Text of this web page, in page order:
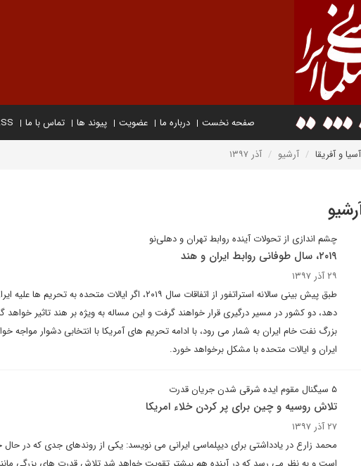
صفحه نخست درباره ما عضویت پیوند ها تماس با ما
آسیا و آفریقا آرشیو آذر ۱۳۹۷
چشم اندازی از تحولات آینده روابط تهران و دهلی‌نو
۲۰۱۹، سال طوفانی روابط ایران و هند
۲۹ آذر ۱۳۹۷
طبق پیش بینی سالانه استراتفور از اتفاقات سال ۲۰۱۹، اگر ایالات
دهد، دو کشور در مسیر درگیری قرار خواهند گرفت و این مساله به ویژه بر هند تاثیر
بزرگ نفت خام ایران به شمار می رود، با ادامه تحریم های آمریکا با انتخابی دشوار مواجه
ایران و ایالات متحده با مشکل برخواهد خورد.
۵ سیگنال مقوم ایده شرقی شدن جریان قدرت
تلاش روسیه و چین برای پر کردن خلاء امریکا
۲۷ آذر ۱۳۹۷
محمد زارع در یادداشتی برای دیپلماسی ایرانی می نویسد: یکی از روندهای جدی که در حال